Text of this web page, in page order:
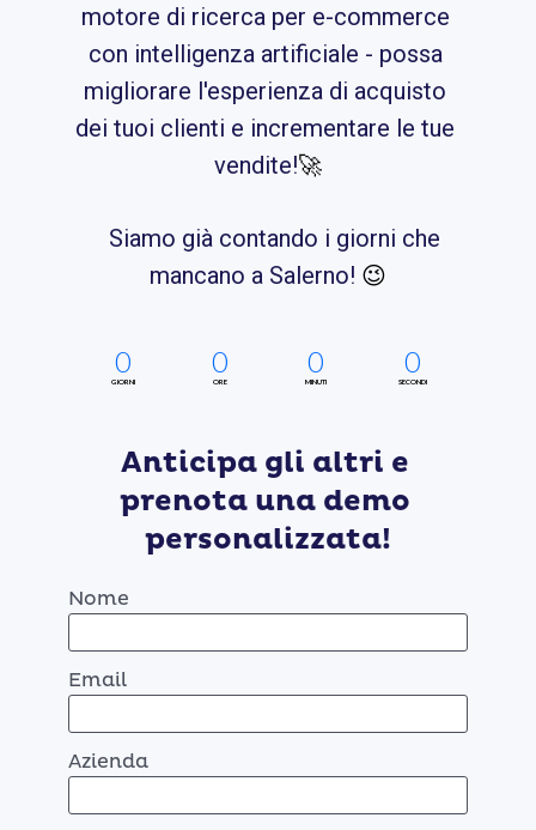
motore di ricerca per e-commerce
con intelligenza artificiale - possa
migliorare l'esperienza di acquisto
dei tuoi clienti e incrementare le tue
vendite!🚀
Siamo già contando i giorni che
mancano a Salerno! 😉
0
GIORNI
0
ORE
0
MINUTI
0
SECONDI
Anticipa gli altri e
prenota una demo
personalizzata!
Nome
Email
Azienda